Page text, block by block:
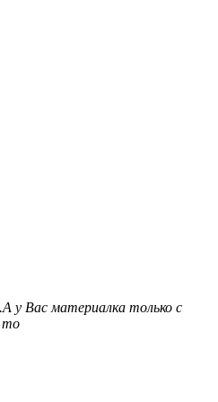
у Вас материалка только с
то